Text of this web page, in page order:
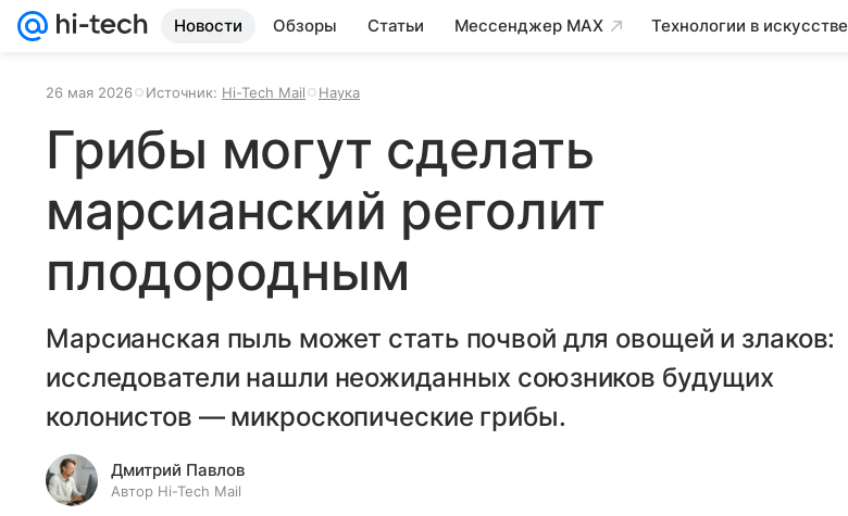
Новости Обзоры Статьи Мессенджер MAX Технологии в искусстве
26 мая 2026 Источник: Hi-Tech Mail Наука
Грибы могут сделать
марсианский реголит
плодородным
Марсианская пыль может стать почвой для овощей и злаков:
исследователи нашли неожиданных союзников будущих
колонистов — микроскопические грибы.
Дмитрий Павлов
Автор Hi-Tech Mail